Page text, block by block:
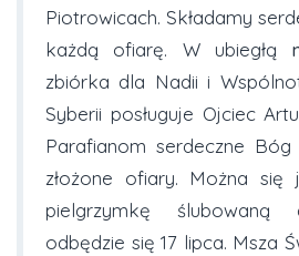
Piotrowicach. Składamy
każdą ofiarę. W ubiegłą
zbiórka dla Nadii i
Syberii posługuje Ojciec
Parafianom serdeczne Bóg
złożone ofiary. Można
pielgrzymkę
odbędzie się 17 lipca. Msza